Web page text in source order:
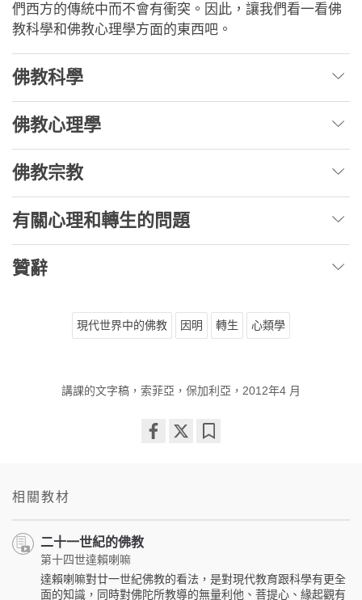
們西方的傳統中而不會有衝突。因此，讓我們看一看佛
教科學和佛教心理學方面的東西吧。
佛教科學
佛教心理學
佛教宗教
有關心理和轉生的問題
贊辭
現代世界中的佛教 因明 轉生 心類學
講課的文字稿，索菲亞，保加利亞，2012年4 月
相關教材
二十一世紀的佛教
第十四世達賴喇嘛
達賴喇嘛對廿一世紀佛教的看法，是對現代教育跟科學有更全
面的知識，同時對佛陀所教導的無量利他、菩提心、緣起觀有